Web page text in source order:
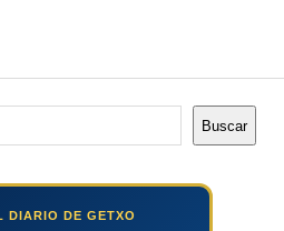
Buscar
DIARIO DE GETXO